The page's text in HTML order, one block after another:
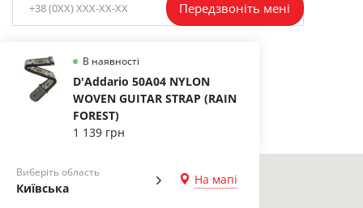
В наявності
D'Addario 50A04 NYLON
WOVEN GUITAR STRAP (RAIN
FOREST)
1 139 грн
Виберіть область
Київська
На мапі
Передзвоніть мені